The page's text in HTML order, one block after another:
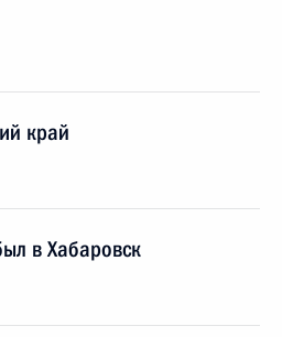
край
в Хабаровск